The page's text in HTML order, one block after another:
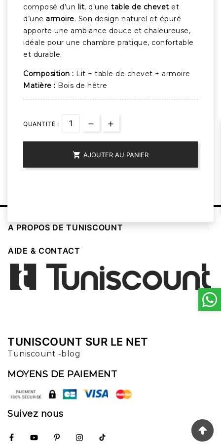
composé d’un lit, d’une table de chevet et
d’une armoire. Son design naturel et épuré
apporte une ambiance douce et chaleureuse,
idéale pour une chambre pratique, confortable
et durable.
Composition : Lit + table de chevet + armoire
Matière : Bois de hêtre
QUANTITÉ :
 AJOUTER AU PANIER
A PROPOS DE TUNISCOUNT 
AIDE & CONTACT
TUNISCOUNT SUR LE NET
Tuniscount -blog
MOYENS DE PAIEMENT
Suivez nous